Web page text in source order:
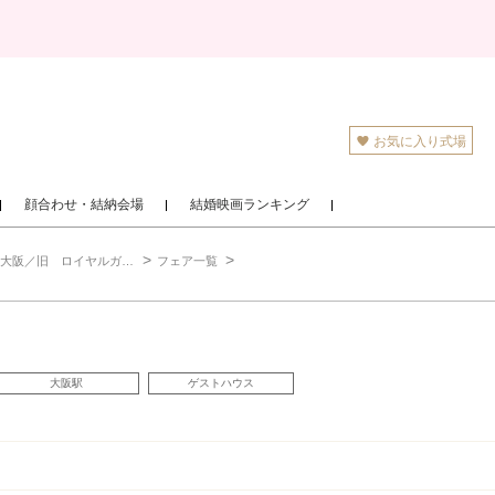
お気に入り式場
顔合わせ・結納会場 結婚映画ランキング
ヤルガーデン大阪梅田） フェア一覧
大阪駅 ゲストハウス